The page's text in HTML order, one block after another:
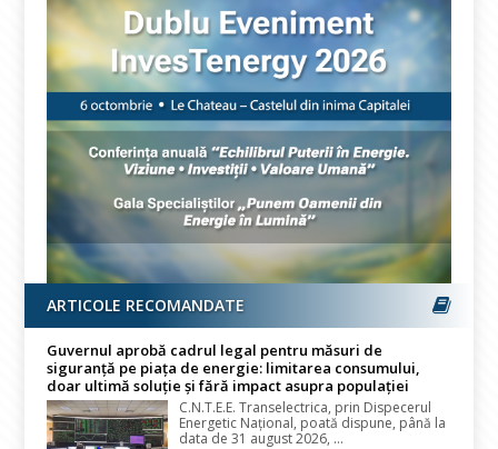
ARTICOLE RECOMANDATE
Guvernul aprobă cadrul legal pentru măsuri de
siguranță pe piața de energie: limitarea consumului,
doar ultimă soluție și fără impact asupra populației
C.N.T.E.E. Transelectrica, prin Dispecerul
Energetic Național, poată dispune, până la
data de 31 august 2026, ...